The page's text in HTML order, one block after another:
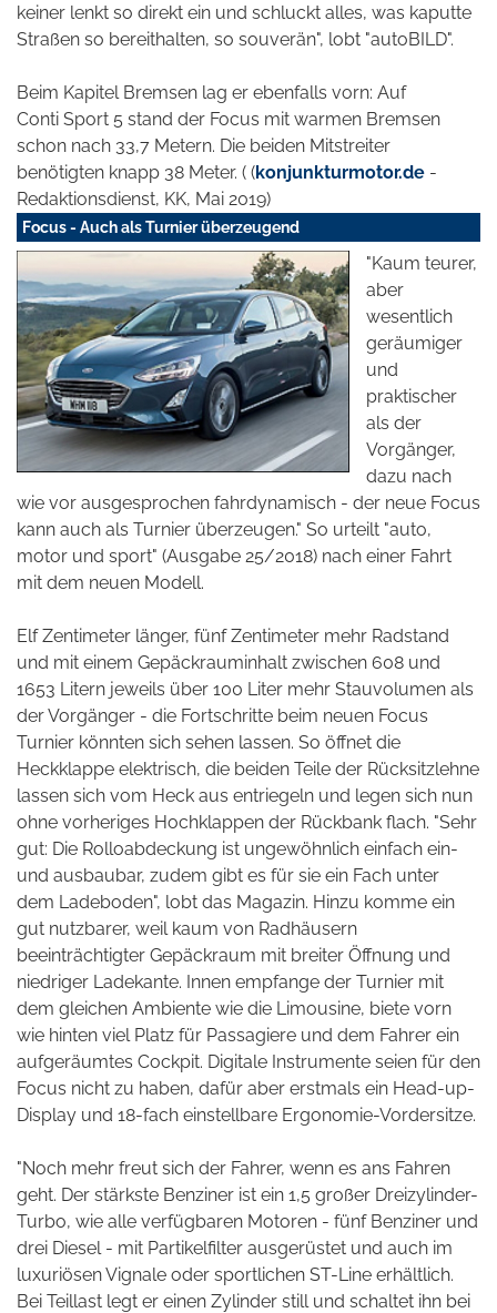
keiner lenkt so direkt ein und schluckt alles, was kaputte
Straßen so bereithalten, so souverän", lobt "autoBILD".
Beim Kapitel Bremsen lag er ebenfalls vorn: Auf
Conti Sport 5 stand der Focus mit warmen Bremsen
schon nach 33,7 Metern. Die beiden Mitstreiter
benötigten knapp 38 Meter. ( (konjunkturmotor.de -
Redaktionsdienst, KK, Mai 2019)
Focus - Auch als Turnier überzeugend
"Kaum teurer,
aber
wesentlich
geräumiger
und
praktischer
als der
Vorgänger,
dazu nach
wie vor ausgesprochen fahrdynamisch - der neue Focus
kann auch als Turnier überzeugen." So urteilt "auto,
motor und sport" (Ausgabe 25/2018) nach einer Fahrt
mit dem neuen Modell.
Elf Zentimeter länger, fünf Zentimeter mehr Radstand
und mit einem Gepäckrauminhalt zwischen 608 und
1653 Litern jeweils über 100 Liter mehr Stauvolumen als
der Vorgänger - die Fortschritte beim neuen Focus
Turnier könnten sich sehen lassen. So öffnet die
Heckklappe elektrisch, die beiden Teile der Rücksitzlehne
lassen sich vom Heck aus entriegeln und legen sich nun
ohne vorheriges Hochklappen der Rückbank flach. "Sehr
gut: Die Rolloabdeckung ist ungewöhnlich einfach ein-
und ausbaubar, zudem gibt es für sie ein Fach unter
dem Ladeboden", lobt das Magazin. Hinzu komme ein
gut nutzbarer, weil kaum von Radhäusern
beeinträchtigter Gepäckraum mit breiter Öffnung und
niedriger Ladekante. Innen empfange der Turnier mit
dem gleichen Ambiente wie die Limousine, biete vorn
wie hinten viel Platz für Passagiere und dem Fahrer ein
aufgeräumtes Cockpit. Digitale Instrumente seien für den
Focus nicht zu haben, dafür aber erstmals ein Head-up-
Display und 18-fach einstellbare Ergonomie-Vordersitze.
"Noch mehr freut sich der Fahrer, wenn es ans Fahren
geht. Der stärkste Benziner ist ein 1,5 großer Dreizylinder-
Turbo, wie alle verfügbaren Motoren - fünf Benziner und
drei Diesel - mit Partikelfilter ausgerüstet und auch im
luxuriösen Vignale oder sportlichen ST-Line erhältlich.
Bei Teillast legt er einen Zylinder still und schaltet ihn bei